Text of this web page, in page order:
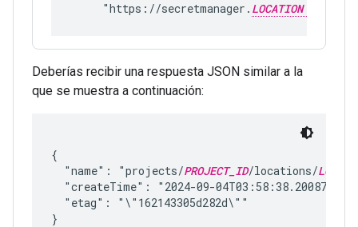
     "https://secretmanager.
LOCATION
Deberías recibir una respuesta JSON similar a la
que se muestra a continuación:
{
  "name": "projects/
PROJECT_ID/locations/
  "createTime": "2024-09-04T03:58:38.200877Z",
  "etag": "\"162143305d282d\""
}